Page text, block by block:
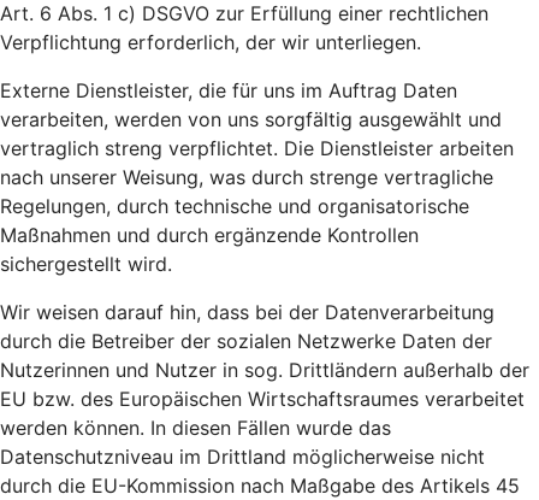
Art. 6 Abs. 1 c) DSGVO zur Erfüllung einer rechtlichen
Verpflichtung erforderlich, der wir unterliegen.
Externe Dienstleister, die für uns im Auftrag Daten
verarbeiten, werden von uns sorgfältig ausgewählt und
vertraglich streng verpflichtet. Die Dienstleister arbeiten
nach unserer Weisung, was durch strenge vertragliche
Regelungen, durch technische und organisatorische
Maßnahmen und durch ergänzende Kontrollen
sichergestellt wird.
Wir weisen darauf hin, dass bei der Datenverarbeitung
durch die Betreiber der sozialen Netzwerke Daten der
Nutzerinnen und Nutzer in sog. Drittländern außerhalb der
EU bzw. des Europäischen Wirtschaftsraumes verarbeitet
werden können. In diesen Fällen wurde das
Datenschutzniveau im Drittland möglicherweise nicht
durch die EU-Kommission nach Maßgabe des Artikels 45